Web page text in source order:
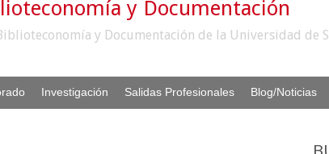
y Documentación
y Documentación de la Universidad de
Investigación Salidas Profesionales Blog/Noticias